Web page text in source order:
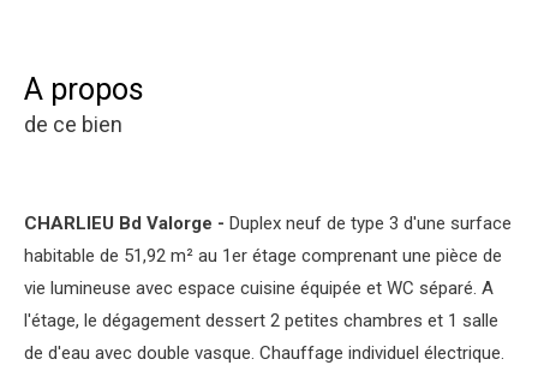
a propos
de ce bien
CHARLIEU Bd Valorge - Duplex neuf de type 3 d'une surface
habitable de 51,92 m² au 1er étage comprenant une pièce de
vie lumineuse avec espace cuisine équipée et WC séparé. A
l'étage, le dégagement dessert 2 petites chambres et 1 salle
de d'eau avec double vasque. Chauffage individuel électrique.